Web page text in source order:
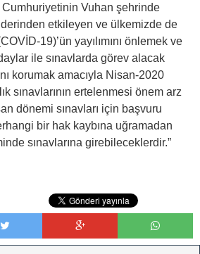
Vuhan şehrinde
derinden etkileyen ve ülkemizde de
19)’ün yayılımını önlemek ve
ile sınavlarda görev alacak
korumak amacıyla Nisan-2020
sınavlarının ertelenmesi önem arz
dönemi sınavları için başvuru
bir hak kaybına uğramadan
sınavlarına girebileceklerdir.”